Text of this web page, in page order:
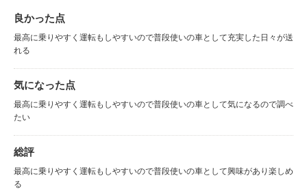
良かった点
最高に乗りやすく運転もしやすいので普段使いの車として充実した日々が送
れる
気になった点
最高に乗りやすく運転もしやすいので普段使いの車として気になるので調べ
たい
総評
最高に乗りやすく運転もしやすいので普段使いの車として興味があり楽しめ
る